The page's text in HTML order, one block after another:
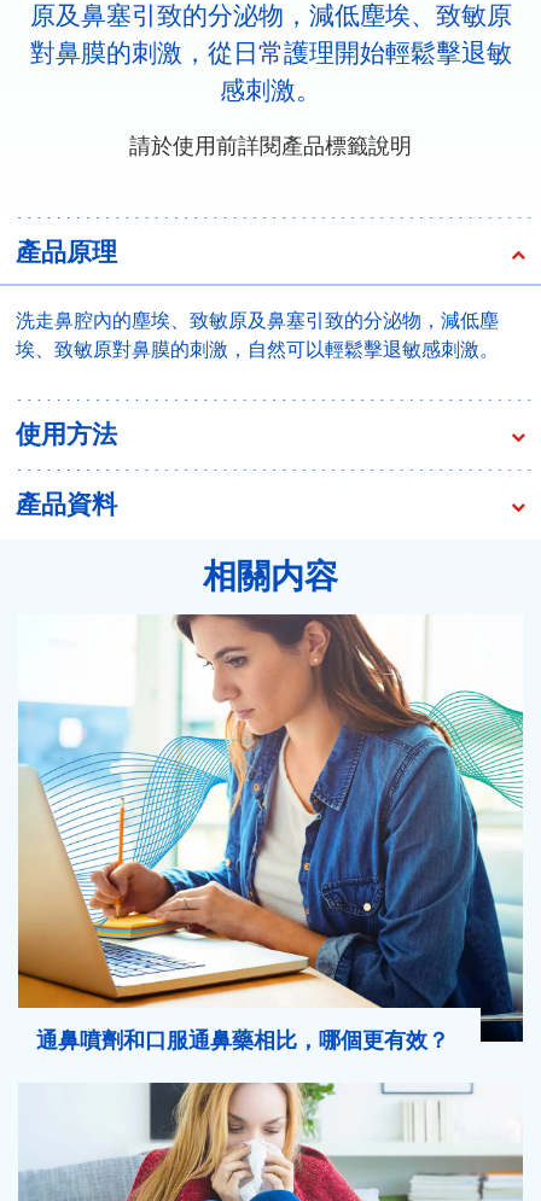
原及鼻塞引致的分泌物，減低塵埃、致敏原
對鼻膜的刺激，從日常護理開始輕鬆擊退敏
感刺激。
請於使用前詳閱產品標籤說明
產品原理
洗走鼻腔內的塵埃、致敏原及鼻塞引致的分泌物，減低塵
埃、致敏原對鼻膜的刺激，自然可以輕鬆擊退敏感刺激。
使用方法
產品資料
相關内容
通鼻噴劑和口服通鼻藥相比，哪個更有效？